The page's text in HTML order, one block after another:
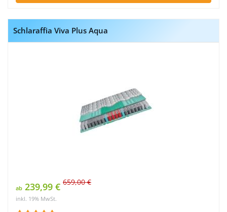
Schlaraffia Viva Plus Aqua
ab 239,99 € 659,00 €
inkl. 19% MwSt.